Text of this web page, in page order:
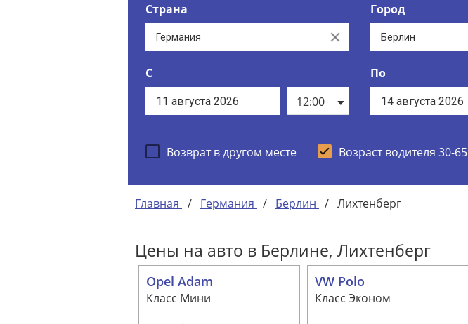
Страна
Clear
Город
С
12:00
По
Возврат в другом месте Возраст водителя 30-65
Главная / Германия / Берлин / Лихтенберг
Цены на авто в Берлине, Лихтенберг
Opel Adam
Класс Мини
VW Polo
Класс Эконом